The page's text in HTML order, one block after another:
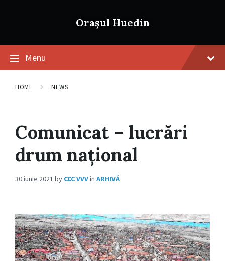
Orașul Huedin
Menu
HOME NEWS
Comunicat – lucrări
drum național
30 iunie 2021 by CCC VVVin ARHIVĂ